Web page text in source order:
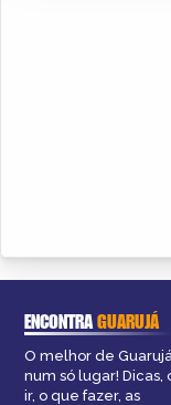
ENCONTRAGUARUJÁ
O melhor de Guarujá
num só lugar! Dicas,
ir, o que fazer, as